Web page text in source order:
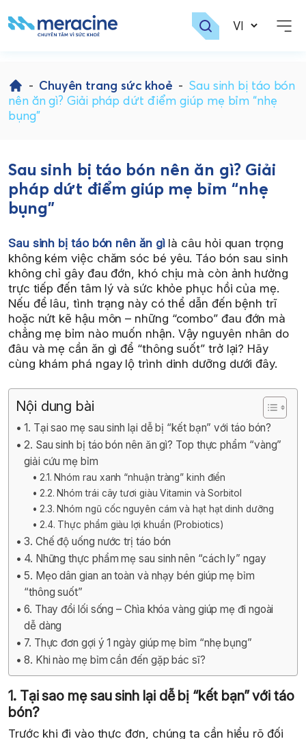
to
content
- Chuyên trang sức khoẻ - Sau sinh bị táo bón
nên ăn gì? Giải pháp dứt điểm giúp mẹ bỉm “nhẹ
bụng”
Sau sinh bị táo bón nên ăn gì? Giải
pháp dứt điểm giúp mẹ bỉm “nhẹ
bụng”
Sau sinh bị táo bón nên ăn gìlà câu hỏi quan trọng
không kém việc chăm sóc bé yêu. Táo bón sau sinh
không chỉ gây đau đớn, khó chịu mà còn ảnh hưởng
trực tiếp đến tâm lý và sức khỏe phục hồi của mẹ.
Nếu để lâu, tình trạng này có thể dẫn đến bệnh trĩ
hoặc nứt kẽ hậu môn – những “combo” đau đớn mà
chẳng mẹ bỉm nào muốn nhận. Vậy nguyên nhân do
đâu và mẹ cần ăn gì để “thông suốt” trở lại? Hãy
cùng khám phá ngay lộ trình dinh dưỡng dưới đây.
Nội dung bài
1. Tại sao mẹ sau sinh lại dễ bị “kết bạn” với táo bón?
2. Sau sinh bị táo bón nên ăn gì? Top thực phẩm “vàng”
giải cứu mẹ bỉm
2.1. Nhóm rau xanh “nhuận tràng” kinh điển
2.2. Nhóm trái cây tươi giàu Vitamin và Sorbitol
2.3. Nhóm ngũ cốc nguyên cám và hạt hạt dinh dưỡng
2.4. Thực phẩm giàu lợi khuẩn (Probiotics)
3. Chế độ uống nước trị táo bón
4. Những thực phẩm mẹ sau sinh nên “cách ly” ngay
5. Mẹo dân gian an toàn và nhạy bén giúp mẹ bỉm
“thông suốt”
6. Thay đổi lối sống – Chìa khóa vàng giúp mẹ đi ngoài
dễ dàng
7. Thực đơn gợi ý 1 ngày giúp mẹ bỉm “nhẹ bụng”
8. Khi nào mẹ bỉm cần đến gặp bác sĩ?
1. Tại sao mẹ sau sinh lại dễ bị “kết bạn” với táo
bón?
Trước khi đi vào thực đơn, chúng ta cần hiểu rõ đối